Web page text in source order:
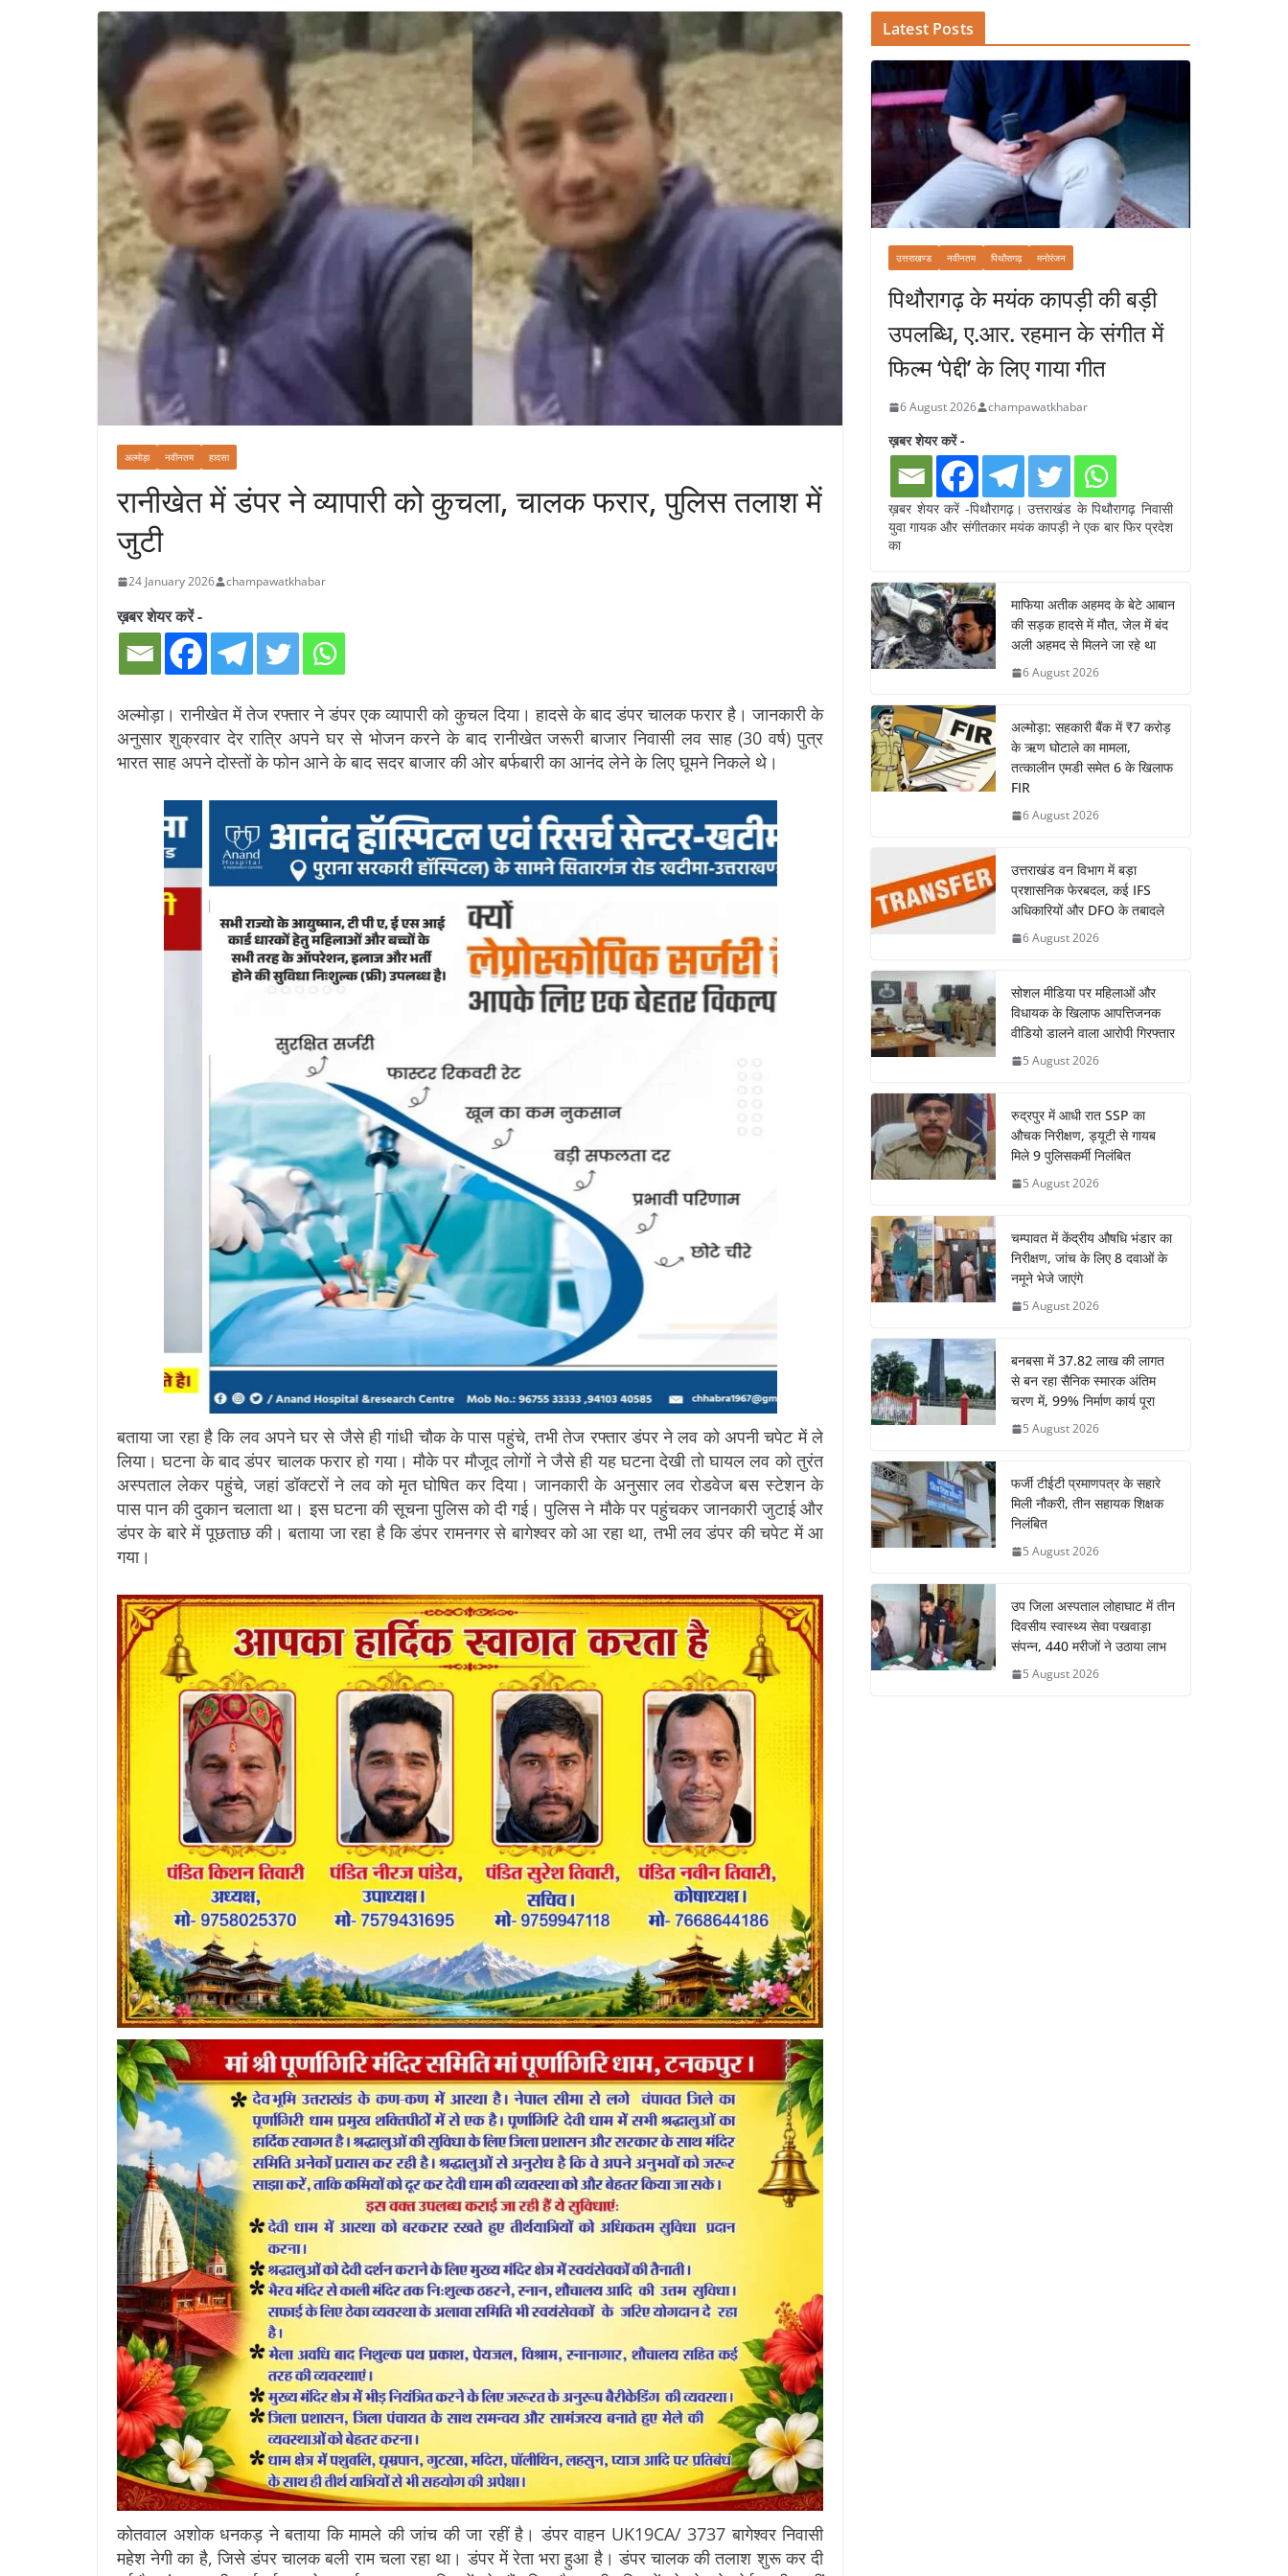
अल्मोड़ा नवीनतम हादसा
रानीखेत में डंपर ने व्यापारी को कुचला, चालक फरार, पुलिस तलाश में
जुटी
24 January 2026 champawatkhabar
ख़बर शेयर करें -
अल्मोड़ा। रानीखेत में तेज रफ्तार ने डंपर एक व्यापारी को कुचल दिया। हादसे के बाद डंपर चालक फरार है। जानकारी के
अनुसार शुक्रवार देर रात्रि अपने घर से भोजन करने के बाद रानीखेत जरूरी बाजार निवासी लव साह (30 वर्ष) पुत्र
भारत साह अपने दोस्तों के फोन आने के बाद सदर बाजार की ओर बर्फबारी का आनंद लेने के लिए घूमने निकले थे।
बताया जा रहा है कि लव अपने घर से जैसे ही गांधी चौक के पास पहुंचे, तभी तेज रफ्तार डंपर ने लव को अपनी चपेट में ले
लिया। घटना के बाद डंपर चालक फरार हो गया। मौके पर मौजूद लोगों ने जैसे ही यह घटना देखी तो घायल लव को तुरंत
अस्पताल लेकर पहुंचे, जहां डॉक्टरों ने लव को मृत घोषित कर दिया। जानकारी के अनुसार लव रोडवेज बस स्टेशन के
पास पान की दुकान चलाता था। इस घटना की सूचना पुलिस को दी गई। पुलिस ने मौके पर पहुंचकर जानकारी जुटाई और
डंपर के बारे में पूछताछ की। बताया जा रहा है कि डंपर रामनगर से बागेश्वर को आ रहा था, तभी लव डंपर की चपेट में आ
गया।
कोतवाल अशोक धनकड़ ने बताया कि मामले की जांच की जा रहीं है। डंपर वाहन UK19CA/ 3737 बागेश्वर निवासी
महेश नेगी का है, जिसे डंपर चालक बली राम चला रहा था। डंपर में रेता भरा हुआ है। डंपर चालक की तलाश शुरू कर दी
Latest Posts
उत्तराखण्ड नवीनतम पिथौरागढ़ मनोरंजन
पिथौरागढ़ के मयंक कापड़ी की बड़ी
उपलब्धि, ए.आर. रहमान के संगीत में
फिल्म ‘पेद्दी’ के लिए गाया गीत
6 August 2026 champawatkhabar
ख़बर शेयर करें -
ख़बर शेयर करें -पिथौरागढ़। उत्तराखंड के पिथौरागढ़ निवासी
युवा गायक और संगीतकार मयंक कापड़ी ने एक बार फिर प्रदेश
का
माफिया अतीक अहमद के बेटे आबान
की सड़क हादसे में मौत, जेल में बंद
अली अहमद से मिलने जा रहे था
6 August 2026
अल्मोड़ा: सहकारी बैंक में ₹7 करोड़
के ऋण घोटाले का मामला,
तत्कालीन एमडी समेत 6 के खिलाफ
FIR
6 August 2026
उत्तराखंड वन विभाग में बड़ा
प्रशासनिक फेरबदल, कई IFS
अधिकारियों और DFO के तबादले
6 August 2026
सोशल मीडिया पर महिलाओं और
विधायक के खिलाफ आपत्तिजनक
वीडियो डालने वाला आरोपी गिरफ्तार
5 August 2026
रुद्रपुर में आधी रात SSP का
औचक निरीक्षण, ड्यूटी से गायब
मिले 9 पुलिसकर्मी निलंबित
5 August 2026
चम्पावत में केंद्रीय औषधि भंडार का
निरीक्षण, जांच के लिए 8 दवाओं के
नमूने भेजे जाएंगे
5 August 2026
बनबसा में 37.82 लाख की लागत
से बन रहा सैनिक स्मारक अंतिम
चरण में, 99% निर्माण कार्य पूरा
5 August 2026
फर्जी टीईटी प्रमाणपत्र के सहारे
मिली नौकरी, तीन सहायक शिक्षक
निलंबित
5 August 2026
उप जिला अस्पताल लोहाघाट में तीन
दिवसीय स्वास्थ्य सेवा पखवाड़ा
संपन्न, 440 मरीजों ने उठाया लाभ
5 August 2026